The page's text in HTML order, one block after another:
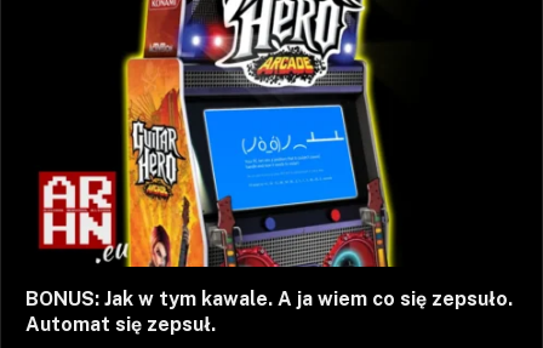
BONUS: Jak w tym kawale. A ja wiem co się zepsuło.
Automat się zepsuł.